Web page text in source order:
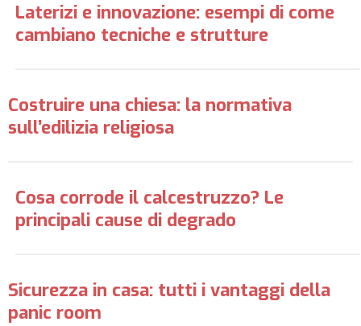
Laterizi e innovazione: esempi di come
cambiano tecniche e strutture
Costruire una chiesa: la normativa
sull’edilizia religiosa
Cosa corrode il calcestruzzo? Le
principali cause di degrado
Sicurezza in casa: tutti i vantaggi della
panic room